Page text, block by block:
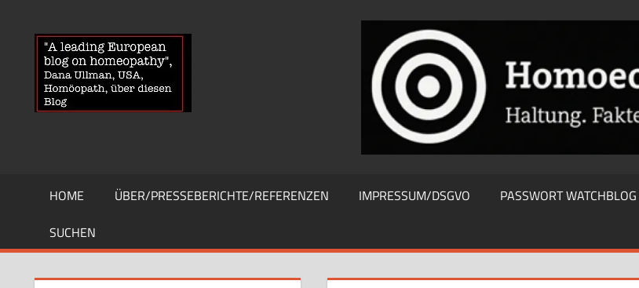
springen
HOMOEOPATHIEWATCHBLOG
News
über
Homöopathie
und
Globuli-
HOME ÜBER/PRESSEBERICHTE/REFERENZEN IMPRESSUM/DSGVO PASSWORT WATCHBLOG
SUCHEN